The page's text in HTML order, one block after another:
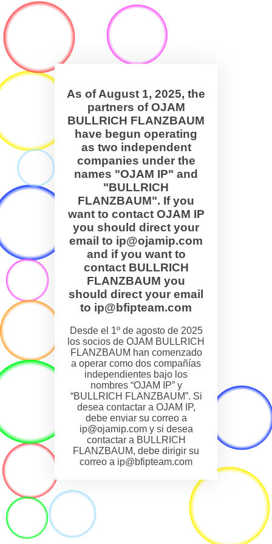
As of August 1, 2025, the
partners of OJAM
BULLRICH FLANZBAUM
have begun operating
as two independent
companies under the
names "OJAM IP" and
"BULLRICH
FLANZBAUM". If you
want to contact OJAM IP
you should direct your
email to ip@ojamip.com
and if you want to
contact BULLRICH
FLANZBAUM you
should direct your email
to ip@bfipteam.com
Desde el 1º de agosto de 2025
los socios de OJAM BULLRICH
FLANZBAUM han comenzado
a operar como dos compañías
independientes bajo los
nombres “OJAM IP” y
“BULLRICH FLANZBAUM”. Si
desea contactar a OJAM IP,
debe enviar su correo a
ip@ojamip.com y si desea
contactar a BULLRICH
FLANZBAUM, debe dirigir su
correo a ip@bfipteam.com